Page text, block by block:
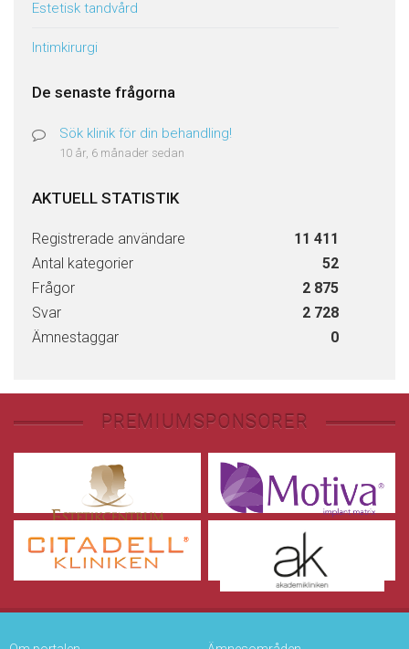
Estetisk tandvård
Intimkirurgi
De senaste frågorna
Sök klinik för din behandling!
10 år, 6 månader sedan
AKTUELL STATISTIK
Registrerade användare
11 411
Antal kategorier
52
Frågor
2 875
Svar
2 728
Ämnestaggar
0
PREMIUMSPONSORER